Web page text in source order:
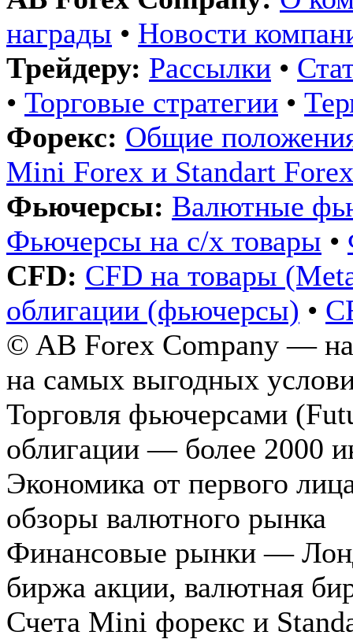
награды • Новости
Трейдеру: Рассылки •
• Торговые стратегии •
Форекс: Общие
Mini Forex и Standart Forex
Фьючерсы: Валютные
Фьючерсы на с/х товары •
CFD: CFD на товары
облигации (фьючерсы) •
© AB Forex Company —
на самых выгодных
Торговля фьючерсами
облигации — более 2000
Экономика от первого
обзоры валютного рынка
Финансовые рынки —
биржа акции, валютная
Счета Mini форекс и